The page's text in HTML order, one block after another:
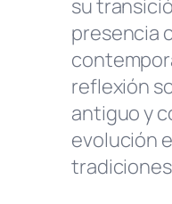
su
presencia
reflexión
antiguo y
evolución